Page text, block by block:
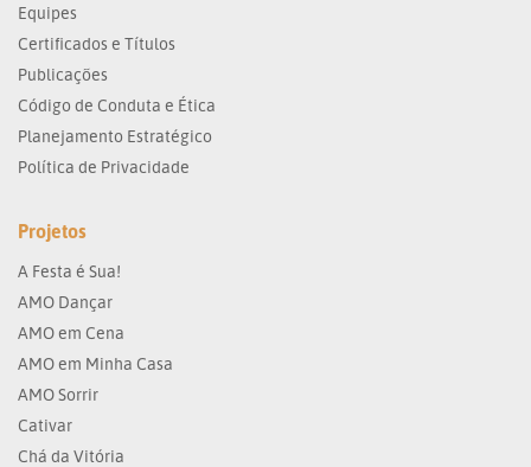
Equipes
Certificados e Títulos
Publicações
Código de Conduta e Ética
Planejamento Estratégico
Política de Privacidade
Projetos
A Festa é Sua!
AMO Dançar
AMO em Cena
AMO em Minha Casa
AMO Sorrir
Cativar
Chá da Vitória